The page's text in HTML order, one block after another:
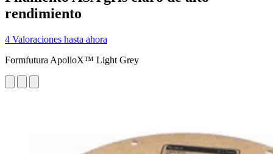
rendimiento
4 Valoraciones hasta ahora
Formfutura ApolloX™ Light Grey